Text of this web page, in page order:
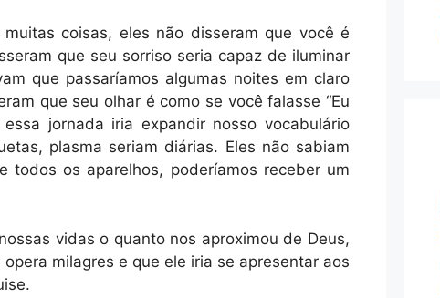
coisas, eles não disseram que você é
que seu sorriso seria capaz de iluminar
que passaríamos algumas noites em claro
que seu olhar é como se você falasse “Eu
jornada iria expandir nosso vocabulário
plasma seriam diárias. Eles não sabiam
todos os aparelhos, poderíamos receber um
vidas o quanto nos aproximou de Deus,
milagres e que ele iria se apresentar aos